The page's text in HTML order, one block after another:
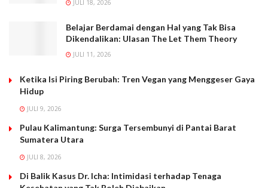
JULI 18, 2026
Belajar Berdamai dengan Hal yang Tak Bisa
Dikendalikan: Ulasan The Let Them Theory
JULI 11, 2026
Ketika Isi Piring Berubah: Tren Vegan yang Menggeser Gaya
Hidup
JULI 9, 2026
Pulau Kalimantung: Surga Tersembunyi di Pantai Barat
Sumatera Utara
JULI 8, 2026
Di Balik Kasus Dr. Icha: Intimidasi terhadap Tenaga